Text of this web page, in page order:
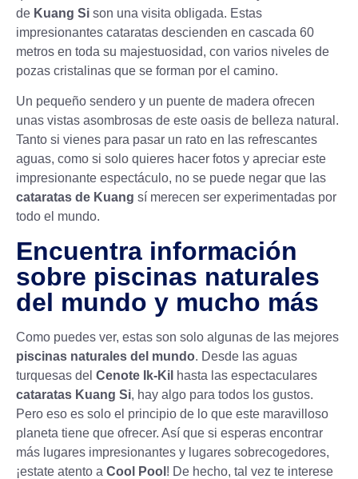
de Kuang Si son una visita obligada. Estas
impresionantes cataratas descienden en cascada 60
metros en toda su majestuosidad, con varios niveles de
pozas cristalinas que se forman por el camino.
Un pequeño sendero y un puente de madera ofrecen
unas vistas asombrosas de este oasis de belleza natural.
Tanto si vienes para pasar un rato en las refrescantes
aguas, como si solo quieres hacer fotos y apreciar este
impresionante espectáculo, no se puede negar que las
cataratas de Kuang sí merecen ser experimentadas por
todo el mundo.
Encuentra información
sobre piscinas naturales
del mundo y mucho más
Como puedes ver, estas son solo algunas de las mejores
piscinas naturales del mundo. Desde las aguas
turquesas del Cenote Ik-Kil hasta las espectaculares
cataratas Kuang Si, hay algo para todos los gustos.
Pero eso es solo el principio de lo que este maravilloso
planeta tiene que ofrecer. Así que si esperas encontrar
más lugares impresionantes y lugares sobrecogedores,
¡estate atento a Cool Pool ! De hecho, tal vez te interese